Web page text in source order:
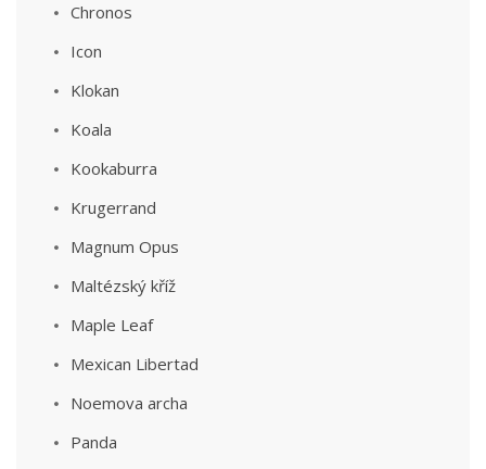
Chronos
Icon
Klokan
Koala
Kookaburra
Krugerrand
Magnum Opus
Maltézský kříž
Maple Leaf
Mexican Libertad
Noemova archa
Panda